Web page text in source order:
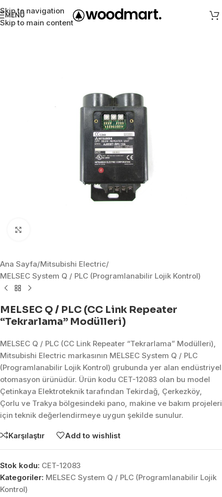
Skip to navigation
Skip to main content
MENÜ
Ana Sayfa/Mitsubishi Electric/
MELSEC System Q / PLC (Programlanabilir Lojik Kontrol)
MELSEC Q / PLC (CC Link Repeater
“Tekrarlama” Modülleri)
MELSEC Q / PLC (CC Link Repeater “Tekrarlama” Modülleri),
Mitsubishi Electric markasının MELSEC System Q / PLC
(Programlanabilir Lojik Kontrol) grubunda yer alan endüstriyel
otomasyon ürünüdür. Ürün kodu CET-12083 olan bu model
Çetinkaya Elektroteknik tarafından Tekirdağ, Çerkezköy,
Çorlu ve Trakya bölgesindeki pano, makine ve bakım projeleri
için teknik değerlendirmeye uygun şekilde sunulur.
Karşılaştır Add to wishlist
Stok kodu: CET-12083
Kategoriler: MELSEC System Q / PLC (Programlanabilir Lojik
Kontrol)